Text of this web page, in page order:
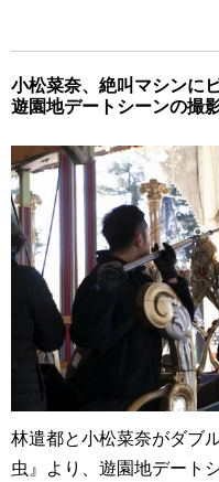
小松菜奈、絶叫マシンに
遊園地デートシーンの撮
林遣都と小松菜奈がダブ
虫』より、遊園地デート